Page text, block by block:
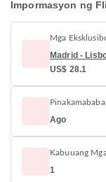
Impormasyon ng
Mga
Madrid -
US$ 28.1
Ago
Kabuuang
1